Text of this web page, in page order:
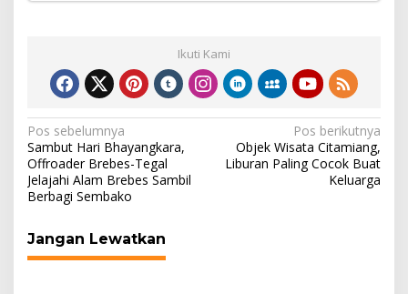
Ikuti Kami
Navigasi
pos
Pos sebelumnya
Sambut Hari Bhayangkara,
Offroader Brebes-Tegal
Jelajahi Alam Brebes Sambil
Berbagi Sembako
Pos berikutnya
Objek Wisata Citamiang,
Liburan Paling Cocok Buat
Keluarga
Jangan Lewatkan